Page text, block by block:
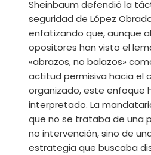
Sheinbaum defendió la
seguridad de López
enfatizando que, aunque
opositores han visto el
«abrazos, no balazos»
actitud permisiva hacia el
organizado, este enfoque
interpretado. La
que no se trataba de una
no intervención, sino de
estrategia que buscaba